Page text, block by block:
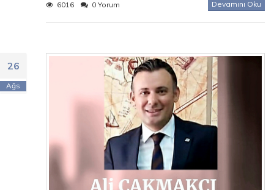
6016 0 Yorum Devamını Oku
26
Ağs